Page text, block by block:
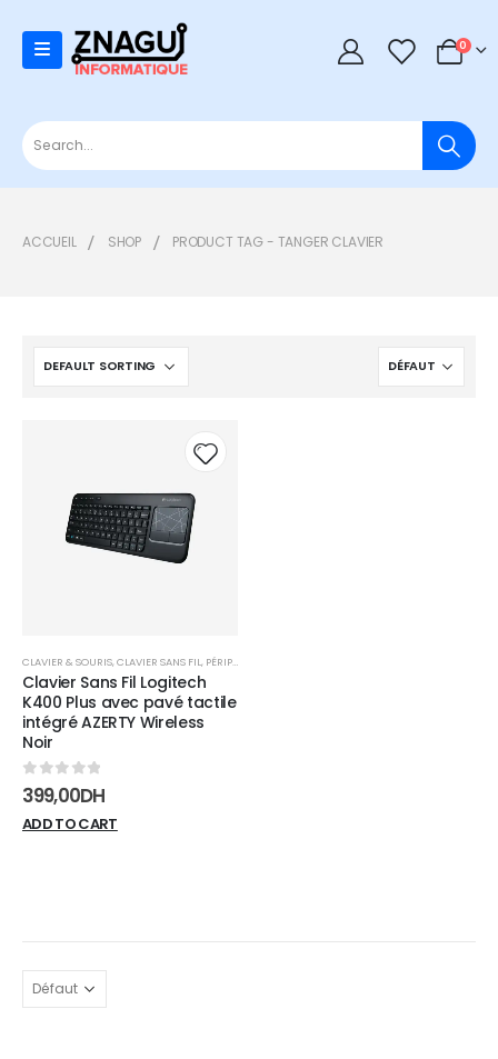
0 0
ACCUEIL SHOP PRODUCT TAG - TANGER CLAVIER
Add to
wishlist
CLAVIER & SOURIS,CLAVIER SANS FIL , PÉRIPHÉRIQUES
Clavier Sans Fil Logitech
K400 Plus avec pavé tactile
intégré AZERTY Wireless
Noir
0sur 5
399,00DH
ADD TO CART